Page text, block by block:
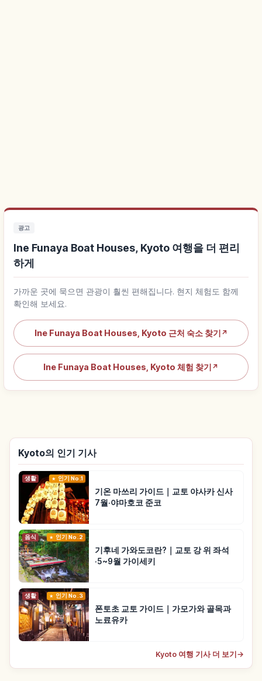
광고
Ine Funaya Boat Houses, Kyoto 여행을 더 편리
하게
가까운 곳에 묵으면 관광이 훨씬 편해집니다. 현지 체험도 함께
확인해 보세요.
Ine Funaya Boat Houses, Kyoto 근처 숙소 찾기 ↗
Ine Funaya Boat Houses, Kyoto 체험 찾기 ↗
Kyoto의 인기 기사
생활 인기 No.1
기온 마쓰리 가이드｜교토 야사카 신사
7월·야마호코 준코
음식 인기 No.2
기후네 가와도코란?｜교토 강 위 좌석
·5~9월 가이세키
생활 인기 No.3
폰토초 교토 가이드｜가모가와 골목과
노료유카
Kyoto 여행 기사 더 보기 →